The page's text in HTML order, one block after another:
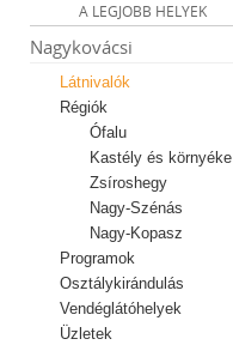
A LEGJOBB HELYEK
Nagykovácsi
Látnivalók
Régiók
Ófalu
Kastély és környéke
Zsíroshegy
Nagy-Szénás
Nagy-Kopasz
Programok
Osztálykirándulás
Vendéglátóhelyek
Üzletek